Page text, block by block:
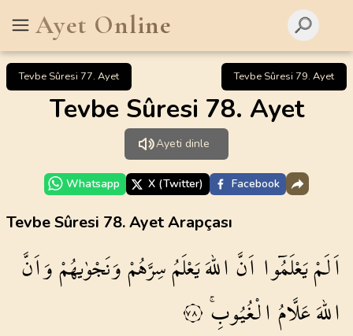
Ayet Online
Tevbe Sûresi 77. Ayet Tevbe Sûresi 79. Ayet
Tevbe Sûresi 78. Ayet
Ayeti dinle
Whatsapp X (Twitter) Facebook
Tevbe Sûresi 78. Ayet Arapçası
اَلَمْيَعْلَمُٓوا اَنَّاللّٰهَيَعْلَمُسِرَّهُمْوَنَجْوٰيهُمْوَاَنَّ
اللّٰهَعَلَّامُالْغُيُوبِۚ ٧٨